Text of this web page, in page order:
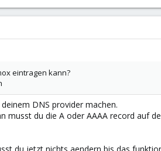
eintragen kann?
DNS provider machen.
musst du die A oder AAAA record auf